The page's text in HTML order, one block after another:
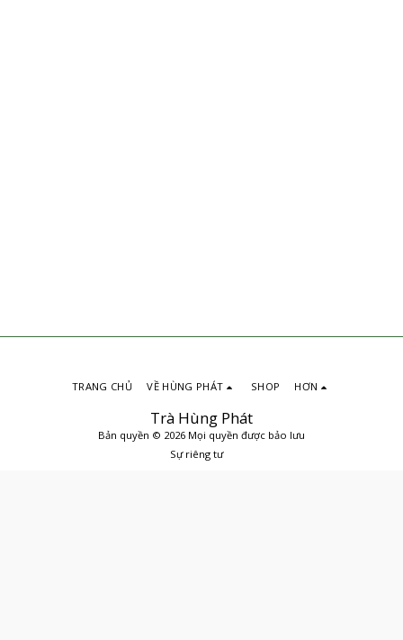
Trà Hùng Phát
Bản quyền © 2026 Mọi quyền được bảo lưu
Sự riêng tư
TRANG CHỦ VỀ HÙNG PHÁT SHOP HƠN